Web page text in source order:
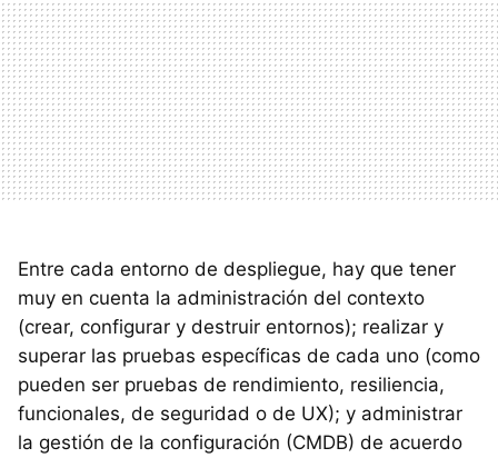
Entre cada entorno de despliegue, hay que tener
muy en cuenta la administración del contexto
(crear, configurar y destruir entornos); realizar y
superar las pruebas específicas de cada uno (como
pueden ser pruebas de rendimiento, resiliencia,
funcionales, de seguridad o de UX); y administrar
la gestión de la configuración (CMDB) de acuerdo